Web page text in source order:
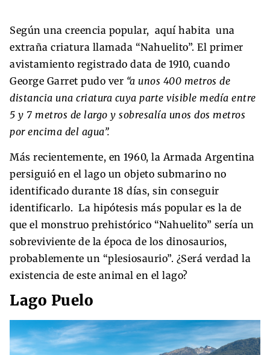
Según una creencia popular, aquí habita una
extraña criatura llamada “Nahuelito”. El primer
avistamiento registrado data de 1910, cuando
George Garret pudo ver “a unos 400 metros de
distancia una criatura cuya parte visible medía entre
5 y 7 metros de largo y sobresalía unos dos metros
por encima del agua”.
Más recientemente, en 1960, la Armada Argentina
persiguió en el lago un objeto submarino no
identificado durante 18 días, sin conseguir
identificarlo. La hipótesis más popular es la de
que el monstruo prehistórico “Nahuelito” sería un
sobreviviente de la época de los dinosaurios,
probablemente un “plesiosaurio”. ¿Será verdad la
existencia de este animal en el lago?
Lago Puelo